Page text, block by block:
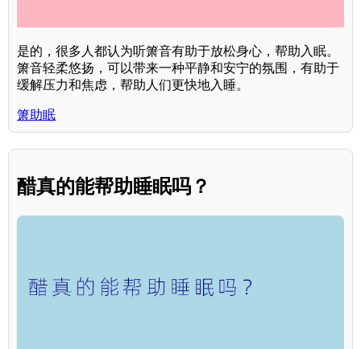
是的，很多人都认为听箫音有助于放松身心，帮助入眠。
箫音轻柔悠扬，可以带来一种平静和安宁的氛围，有助于
缓解压力和焦虑，帮助人们更快地入睡。
箫助眠
醋真的能帮助睡眠吗？